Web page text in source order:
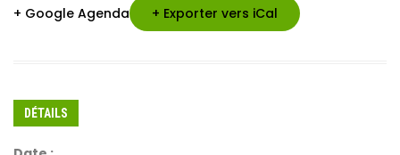
+ Google Agenda + Exporter vers iCal
DÉTAILS